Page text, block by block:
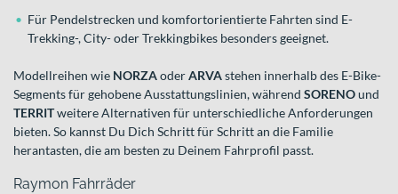
Für Pendelstrecken und komfortorientierte Fahrten sind E-
Trekking-, City- oder Trekkingbikes besonders geeignet.
Modellreihen wie NORZAoderARVAstehen innerhalb des E-Bike-
Segments für gehobene Ausstattungslinien, während SORENOund
TERRITweitere Alternativen für unterschiedliche Anforderungen
bieten. So kannst Du Dich Schritt für Schritt an die Familie
herantasten, die am besten zu Deinem Fahrprofil passt.
Raymon Fahrräder